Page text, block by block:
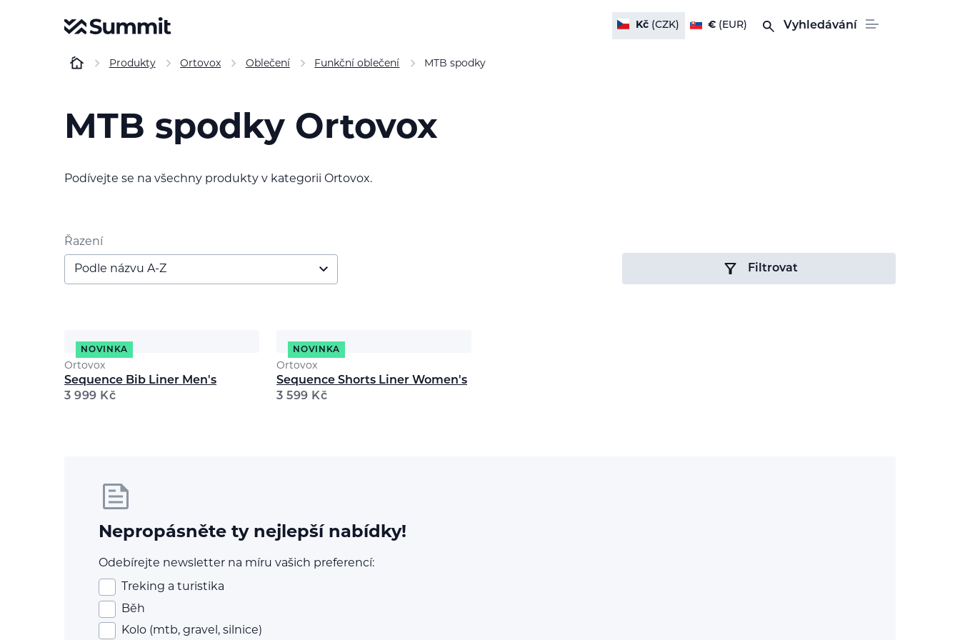
Kč(CZK) € (EUR) Vyhledávání
Produkty Ortovox Oblečení Funkční oblečení MTB spodky
MTB spodky Ortovox
Podívejte se na všechny produkty v kategorii Ortovox.
Řazení
Podle názvu A-Z Filtrovat
NOVINKA
Ortovox
Sequence Bib Liner Men's
3 999 Kč
NOVINKA
Ortovox
Sequence Shorts Liner Women's
3 599 Kč
Nepropásněte ty nejlepší nabídky!
Odebírejte newsletter na míru vašich preferencí:
Treking a turistika
Běh
Kolo (mtb, gravel, silnice)